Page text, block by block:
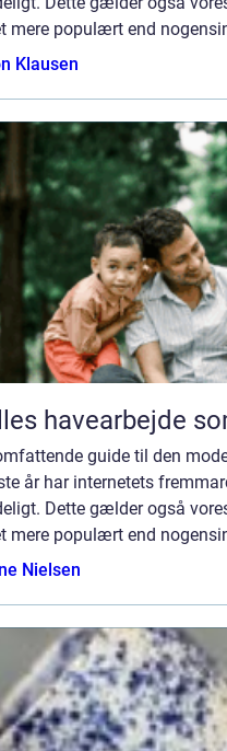
mere populært end
Klausen
havearbejde
guide til den
år har internetets
Dette gælder også
mere populært end
Nielsen